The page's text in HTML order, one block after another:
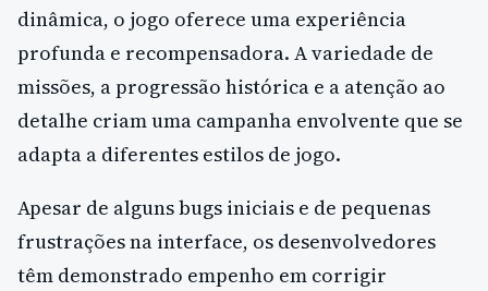
dinâmica, o jogo oferece uma experiência
profunda e recompensadora. A variedade de
missões, a progressão histórica e a atenção ao
detalhe criam uma campanha envolvente que se
adapta a diferentes estilos de jogo.
Apesar de alguns bugs iniciais e de pequenas
frustrações na interface, os desenvolvedores
têm demonstrado empenho em corrigir